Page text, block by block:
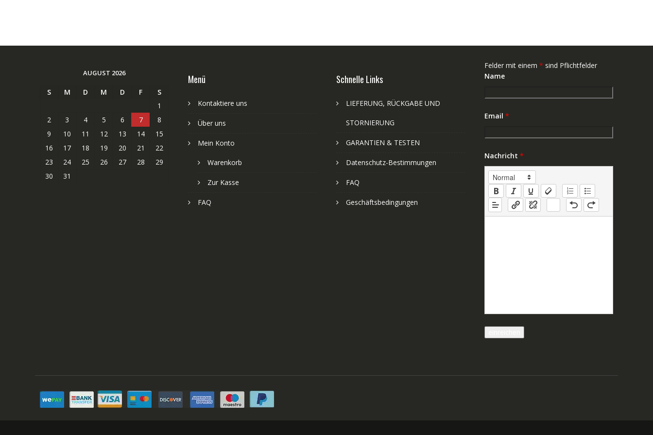
AUGUST 2026
S M D M D F
S
1
2
3 4 5 6 7
8
9
10 11 12 13 14
15
16
17 18 19 20 21
22
23
24 25 26 27 28
29
30
31
Menü
Kontaktiere uns
Über uns
Mein Konto
Warenkorb
Zur Kasse
FAQ
Schnelle Links
LIEFERUNG, RÜCKGABE UND
STORNIERUNG
GARANTIEN & TESTEN
Datenschutz-Bestimmungen
FAQ
Geschäftsbedingungen
Felder mit einem * sind Pflichtfelder
Name
Email *
Nachricht *